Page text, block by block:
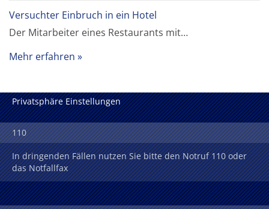
Versuchter Einbruch in ein Hotel
Der Mitarbeiter eines Restaurants mit…
Mehr erfahren
Privatsphäre Einstellungen
110
In dringenden Fällen nutzen Sie bitte den Notruf 110 oder
das Notfallfax